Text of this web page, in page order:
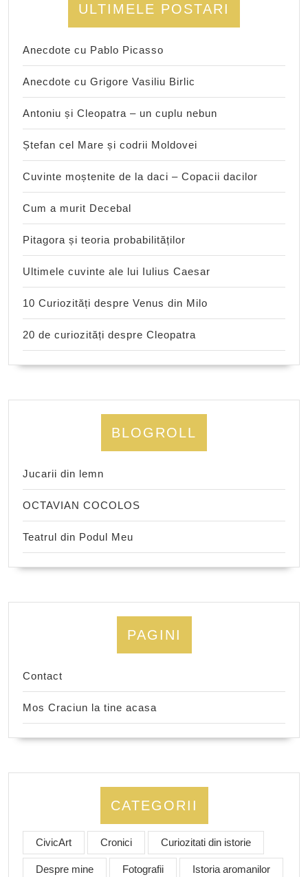
ULTIMELE POSTARI
Anecdote cu Pablo Picasso
Anecdote cu Grigore Vasiliu Birlic
Antoniu și Cleopatra – un cuplu nebun
Ștefan cel Mare și codrii Moldovei
Cuvinte moștenite de la daci – Copacii dacilor
Cum a murit Decebal
Pitagora și teoria probabilităților
Ultimele cuvinte ale lui Iulius Caesar
10 Curiozități despre Venus din Milo
20 de curiozități despre Cleopatra
BLOGROLL
Jucarii din lemn
OCTAVIAN COCOLOS
Teatrul din Podul Meu
PAGINI
Contact
Mos Craciun la tine acasa
CATEGORII
CivicArt Cronici Curiozitati din istorie
Despre mine Fotografii Istoria aromanilor